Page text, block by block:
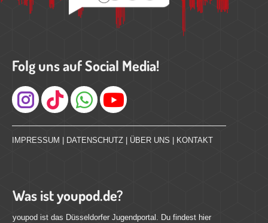
Folg uns auf Social Media!
Instagram
IMPRESSUM DATENSCHUTZ ÜBER UNS KONTAKT
Was ist youpod.de?
youpod ist das Düsseldorfer Jugendportal. Du findest hier